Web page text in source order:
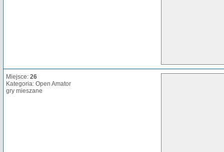
Miejsce: 26
Kategoria: Open Amator
gry mieszane